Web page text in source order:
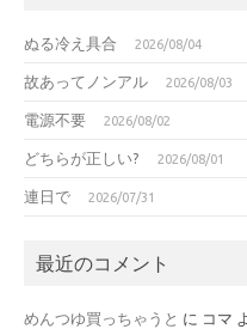
ぬる冷え具合 2026/08/04
故あってノンアル 2026/08/03
電源不要 2026/08/02
どちらが正しい? 2026/08/01
連日で 2026/07/31
最近のコメント
めんつゆ買っちゃうと に コマ